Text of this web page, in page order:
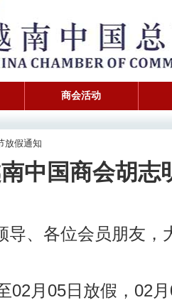
商会活动
放假通知
中国商会胡志
导、各位会员朋友，
02月05日放假，02